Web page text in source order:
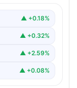
iletişim
▲ +0.18%
▲ +0.32%
▲ +2.59%
▲ +0.08%